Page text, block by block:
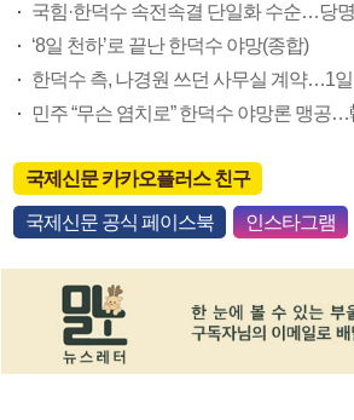
국힘·한덕수 속전속결 단일화 수순…당
‘8일 천하’로 끝난 한덕수 야망(종합)
한덕수 측, 나경원 쓰던 사무실 계약…1
국제신문 카카오플러스 친구
국제신문 공식 페이스북 인스타그램